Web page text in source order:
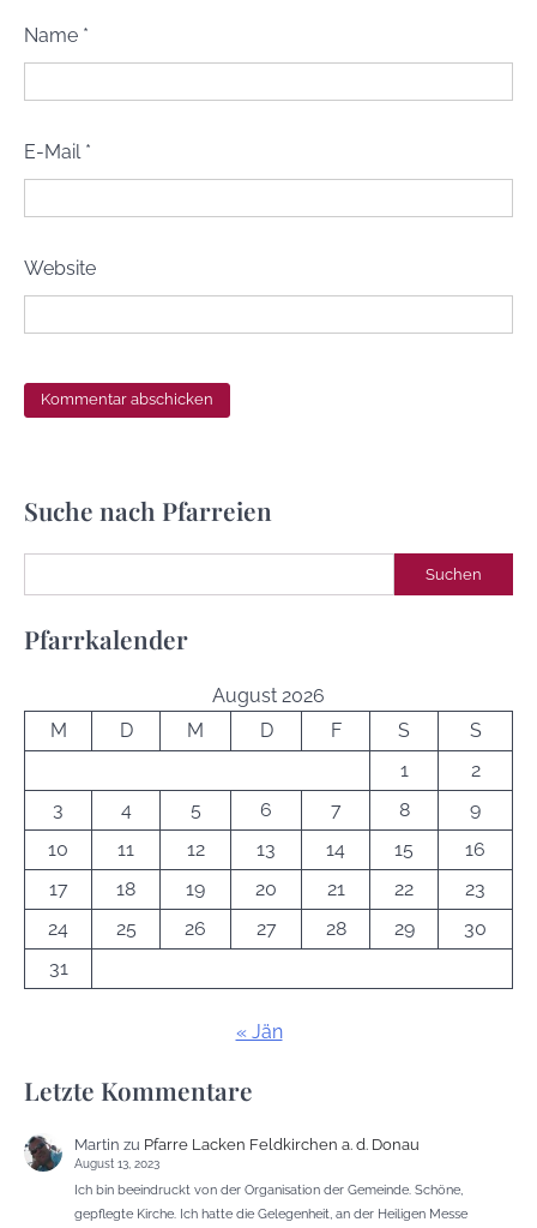
Name *
E-Mail *
Website
Suche nach Pfarreien
Suchen
Pfarrkalender
August 2026
M
D M D F S
S
1
2
3
4 5 6 7 8
9
10
11 12 13 14 15
16
17
18 19 20 21 22
23
24
25 26 27 28 29
30
31
« Jän
Letzte Kommentare
Martin zu Pfarre Lacken Feldkirchen a. d. Donau
August 13, 2023
Ich bin beeindruckt von der Organisation der Gemeinde. Schöne,
gepflegte Kirche. Ich hatte die Gelegenheit, an der Heiligen Messe